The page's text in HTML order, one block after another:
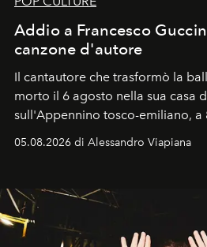
Addio a Francesco
canzone d'autore
Il cantautore che trasformò la
morto il 6 agosto nella sua casa
sull'Appennino tosco-emiliano, a
05.08.2026 di Alessandro Viapiana